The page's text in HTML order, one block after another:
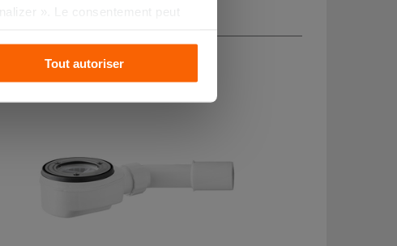
». Le consentement peut
Tout autoriser